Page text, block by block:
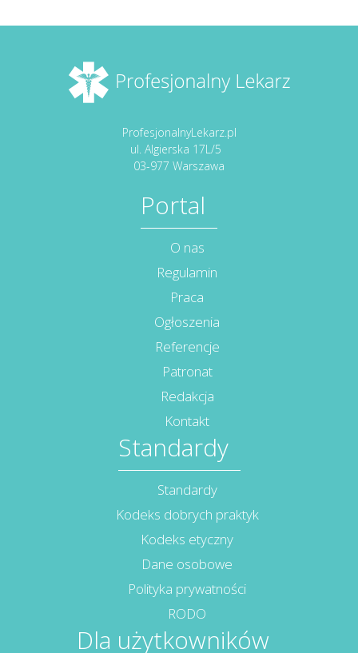
ProfesjonalnyLekarz.pl
ul. Algierska 17L/5
03-977 Warszawa
Portal
O nas
Regulamin
Praca
Ogłoszenia
Referencje
Patronat
Redakcja
Kontakt
Standardy
Standardy
Kodeks dobrych praktyk
Kodeks etyczny
Dane osobowe
Polityka prywatności
RODO
Dla użytkowników